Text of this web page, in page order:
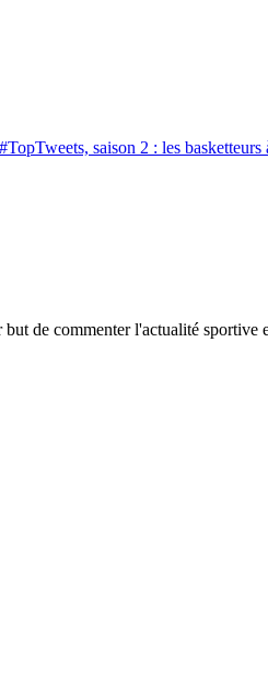
#TopTweets, saison 2 : les basketteurs
de commenter l'actualité sportive